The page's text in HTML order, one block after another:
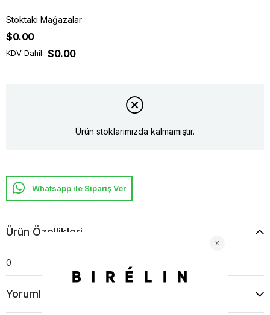
Stoktaki Mağazalar
$0.00
KDV Dahil $0.00
Ürün stoklarımızda kalmamıştır.
Whatsapp ile Sipariş Ver
Ürün Özellikleri
0
Yorumlar